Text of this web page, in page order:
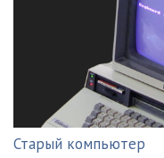
Старый компьютер